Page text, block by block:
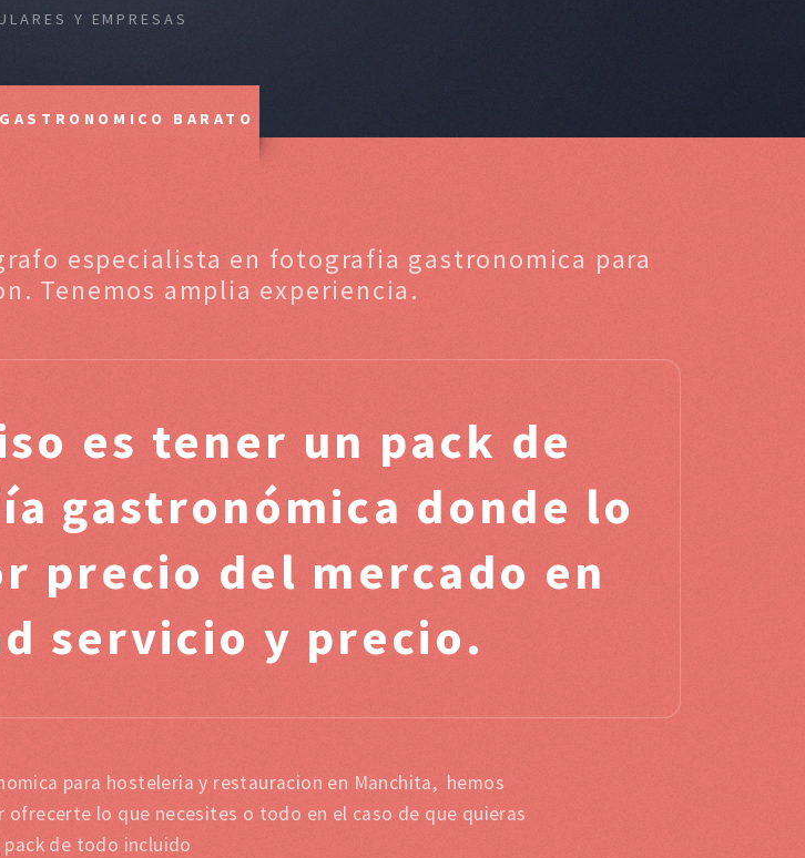
Y EMPRESAS
BARATO
especialista en fotografia gastronomica para
Tenemos amplia experiencia.
es tener un pack de
gastronómica donde lo
precio del mercado en
servicio y precio.
para hosteleria y restauracion en Manchita, hemos
lo que necesites o todo en el caso de que quieras
de todo incluido